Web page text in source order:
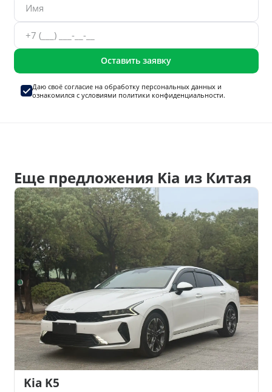
Оставить заявку
Даю своё согласие на обработку персональных данныхи
ознакомился с условиями политики конфиденциальности.
Еще предложения Kia из Китая
Kia K5